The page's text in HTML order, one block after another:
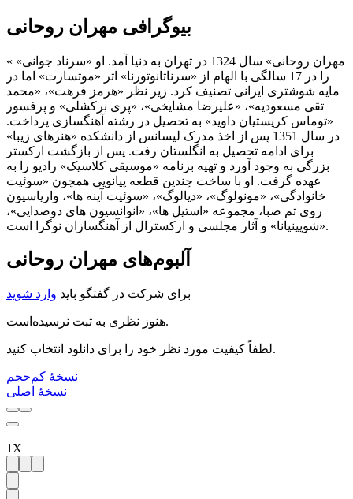
بیوگرافی مهران روحانی
« مهران روحانی» سال 1324 در تهران به دنیا آمد. او «سرناد جوانی»
را در 17 سالگی با الهام از «سرناتانوتورنا» اثر «موتسارت» اما در
مایه شوشتری ایرانی تصنیف کرد. زیر نظر «هرمز فرهت»، «محمد
تقی مسعودیه»، «علیرضا مشایخی»، «پری برکشلی» و پرفسور
«توماس کریستیان داوید» به تحصیل در رشته آهنگسازی پرداخت.
در سال 1351 پس از اخذ مدرک لیسانس از دانشکده «هنرهای زیبا»
برای ادامه تحصیل به انگلستان رفت. پس از بازگشت ارکستر
بزرگی به وجود آورد و تهیه برنامه «موسیقی کلاسیک» رادیو را به
عهده گرفت. او با ساخت چندین قطعه پیانویی همچون «سوئیت
خانوادگی»، «مونولوگ»، «دیالوگ»، «سوئیت آینه ها»، واریاسیون
روی تم صبا، مجموعه «استیل ها»، «انوانسیون های دوصدایی»،
«شوپینیانا» و آثار مجلسی و ارکسترال از آهنگسازان نوگرا است.
آلبوم‌های مهران روحانی
برای شرکت در گفتگو باید وارد شوید
هنوز نظری به ثبت نرسیده‌است.
لطفاً کیفیت مورد نظر خود را برای دانلود انتخاب کنید.
نسخهٔ کم‌حجم
نسخهٔ اصلی
1X